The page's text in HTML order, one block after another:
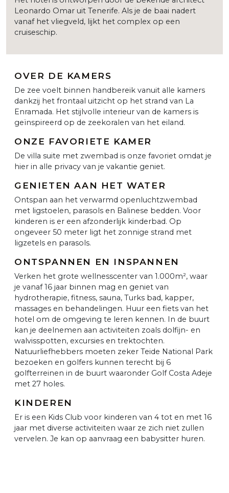
Leonardo Omar uit Tenerife. Als je de baai nadert
vanaf het vliegveld, lijkt het complex op een
cruiseschip.
OVER DE KAMERS
De zee voelt binnen handbereik vanuit alle kamers
dankzij het frontaal uitzicht op het strand van La
Enramada. Het stijlvolle interieur van de kamers is
geïnspireerd op de zeekoralen van het eiland.
ONZE FAVORIETE KAMER
De villa suite met zwembad is onze favoriet omdat je
hier in alle privacy van je vakantie geniet.
GENIETEN AAN HET WATER
Ontspan aan het verwarmd openluchtzwembad
met ligstoelen, parasols en Balinese bedden. Voor
kinderen is er een afzonderlijk kinderbad. Op
ongeveer 50 meter ligt het zonnige strand met
ligzetels en parasols.
ONTSPANNEN EN INSPANNEN
Verken het grote wellnesscenter van 1.000m², waar
je vanaf 16 jaar binnen mag en geniet van
hydrotherapie, fitness, sauna, Turks bad, kapper,
massages en behandelingen. Huur een fiets van het
hotel om de omgeving te leren kennen. In de buurt
kan je deelnemen aan activiteiten zoals dolfijn- en
walvisspotten, excursies en trektochten.
Natuurliefhebbers moeten zeker Teide National Park
bezoeken en golfers kunnen terecht bij 6
golfterreinen in de buurt waaronder Golf Costa Adeje
met 27 holes.
KINDEREN
Er is een Kids Club voor kinderen van 4 tot en met 16
jaar met diverse activiteiten waar ze zich niet zullen
vervelen. Je kan op aanvraag een babysitter huren.